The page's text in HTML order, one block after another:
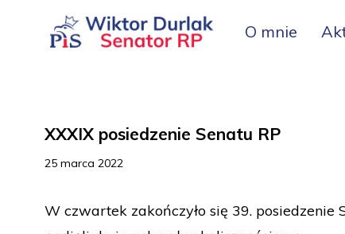
XXXIX posiedzenie Senatu RP
25 marca 2022
W czwartek zakończyło się 39.
O mnie